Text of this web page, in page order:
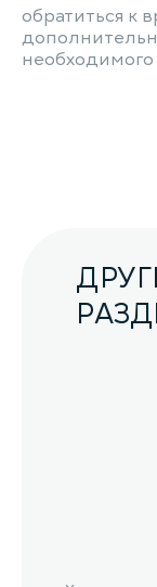
обратиться к